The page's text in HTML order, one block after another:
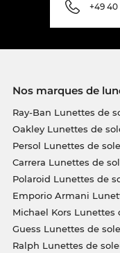
+49
Nos marques de
Ray-Ban Lunettes de
Oakley Lunettes de
Persol Lunettes de
Carrera Lunettes de
Polaroid Lunettes de
Emporio Armani
Michael Kors Lunettes
Guess Lunettes de
Ralph Lunettes de